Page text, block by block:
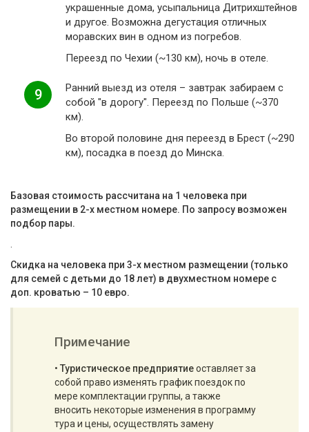
украшенные дома, усыпальница Дитрихштейнов
и другое. Возможна дегустация отличных
моравских вин в одном из погребов.
Переезд по Чехии (~130 км), ночь в отеле.
9
Ранний выезд из отеля – завтрак забираем с
собой "в дорогу". Переезд по Польше (~370
км).
Во второй половине дня переезд в Брест (~290
км), посадка в поезд до Минска.
Базовая стоимость рассчитана на 1 человека при
размещении в 2-х местном номере. По запросу возможен
подбор пары.
Скидка на человека при 3-х местном размещении (только
для семей с детьми до 18 лет) в двухместном номере с
доп. кроватью – 10 евро.
Примечание
• Туристическое предприятиеоставляет за
собой право изменять график поездок по
мере комплектации группы, а также
вносить некоторые изменения в программу
тура и цены, осуществлять замену